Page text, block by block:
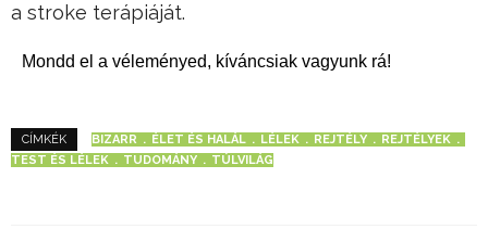
a stroke terápiáját.
Mondd el a véleményed, kíváncsiak vagyunk rá!
CÍMKÉK BIZARR ÉLET ÉS HALÁL LÉLEK REJTÉLY
REJTÉLYEK
TEST ÉS LÉLEK
TUDOMÁNY TÚLVILÁG